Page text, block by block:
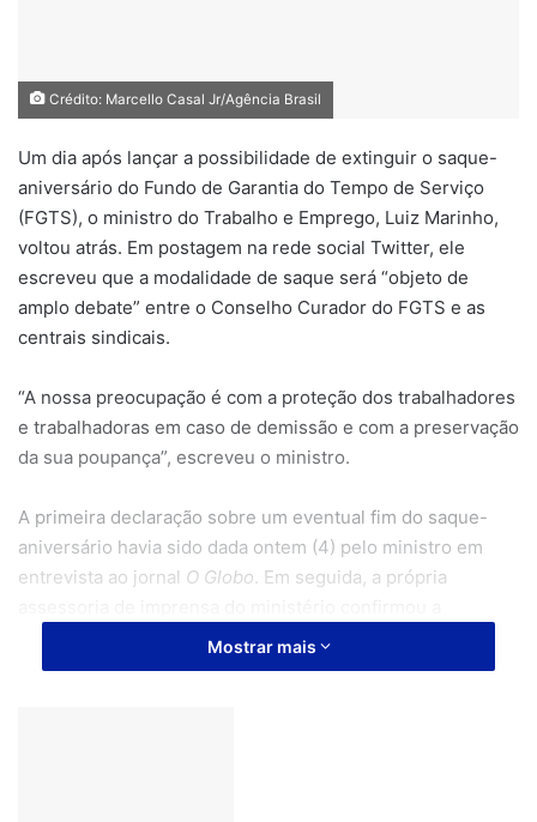
Crédito: Marcello Casal Jr/Agência Brasil
Um dia após lançar a possibilidade de extinguir o saque-
aniversário do Fundo de Garantia do Tempo de Serviço
(FGTS), o ministro do Trabalho e Emprego, Luiz Marinho,
voltou atrás. Em postagem na rede social Twitter, ele
escreveu que a modalidade de saque será “objeto de
amplo debate” entre o Conselho Curador do FGTS e as
centrais sindicais.
“A nossa preocupação é com a proteção dos trabalhadores
e trabalhadoras em caso de demissão e com a preservação
da sua poupança”, escreveu o ministro.
A primeira declaração sobre um eventual fim do saque-
aniversário havia sido dada ontem (4) pelo ministro em
entrevista ao jornal O Globo . Em seguida, a própria
informação de que a pasta pretendia encerrar a
modalidade.
Mostrar mais